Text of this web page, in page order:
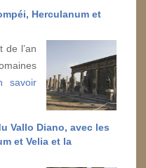
Herculanum et
de l’an
savoir
Vallo Diano, avec les
et Velia et la